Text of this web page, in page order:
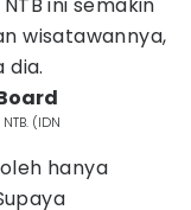
wisatawannya,
dia.
(IDN
hanya